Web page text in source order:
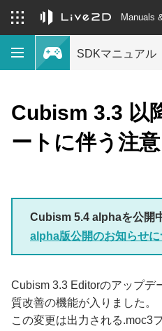
Manuals
SDKマニュアル
Cubism 3.3 以
ートに伴う注意
Cubism 5.4 alphaを公開
alpha版公開のお知らせに
Cubism 3.3 Editorのアップデ
質改善の機能が入りました。
この変更は出力される.moc3